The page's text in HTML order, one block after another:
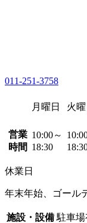
011-251-3758
月曜日 火曜
営業
時間
10:00～
18:30
休業日
年末年始、ゴール
施設・設備 駐車場